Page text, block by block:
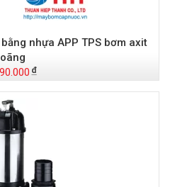
nhựa APP TPS bơm axit